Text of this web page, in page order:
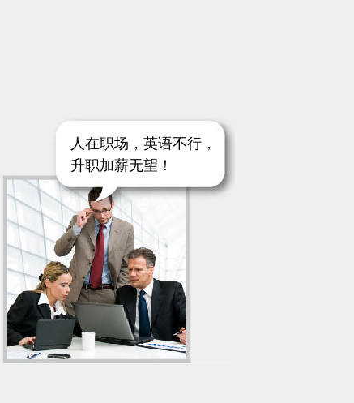
人在职场，英语不行，
升职加薪无望！